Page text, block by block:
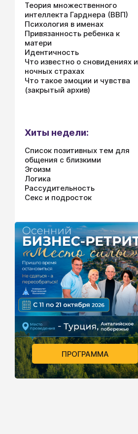
Теория множественного
интеллекта Гарднера (ВВП)
Психология в именах
Привязанность ребенка к
матери
Идентичность
Что известно о сновидениях и
ночных страхах
Что такое эмоции и чувства
(закрытый архив)
Хиты недели:
Список позитивных тем для
общения с близкими
Эгоизм
Логика
Рассудительность
Секс и подросток
ПРОГРАММА